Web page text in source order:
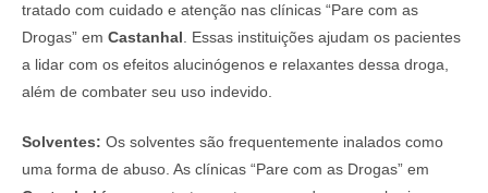
tratado com cuidado e atenção nas clínicas “Pare com as
Drogas” em Castanhal . Essas instituições ajudam os pacientes
a lidar com os efeitos alucinógenos e relaxantes dessa droga,
além de combater seu uso indevido.
Solventes: Os solventes são frequentemente inalados como
uma forma de abuso. As clínicas “Pare com as Drogas” em